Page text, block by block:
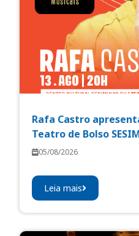
Rafa Castro
Teatro de Bolso
05/08/2026
Leia mais